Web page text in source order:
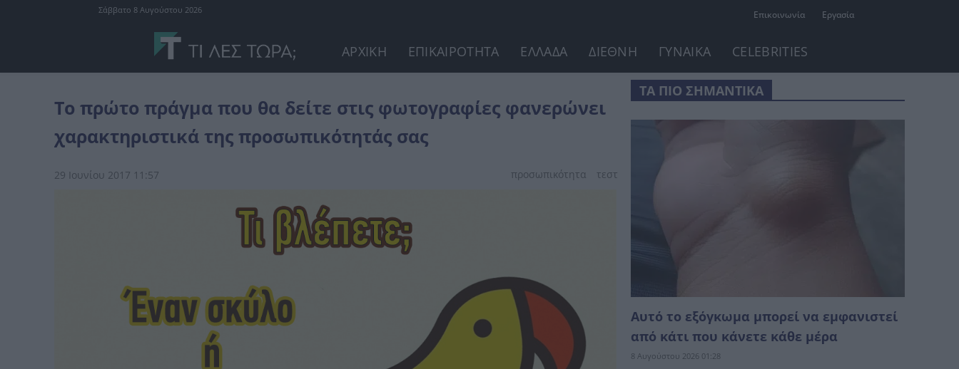
Επικοινωνία Εργασία
Σάββατο 8 Αυγούστου 2026
ΑΡΧΙΚΗ ΕΠΙΚΑΙΡΟΤΗΤΑ ΕΛΛΑΔΑ ΔΙΕΘΝΗ ΓΥΝΑΙΚΑ CELEBRITIES
Το πρώτο πράγμα που θα δείτε στις φωτογραφίες φανερώνει
χαρακτηριστικά της προσωπικότητάς σας
29 Ιουνίου 2017 11:57 προσωπικότητα τεστ
ΤΑ ΠΙΟ ΣΗΜΑΝΤΙΚΑ
Αυτό το εξόγκωμα μπορεί να εμφανιστεί
από κάτι που κάνετε κάθε μέρα
8 Αυγούστου 2026 01:28